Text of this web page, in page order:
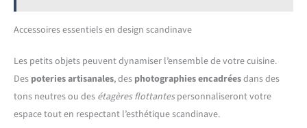
Accessoires essentiels en design scandinave
Les petits objets peuvent dynamiser l’ensemble de votre cuisine.
Des poteries artisanales, des photographies encadréesdans des
tons neutres ou des étagères flottantespersonnaliseront votre
espace tout en respectant l’esthétique scandinave.